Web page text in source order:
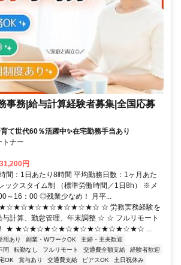
事務|給与計算経験者募集|全国応募
て世代60％活躍中✨在宅勤務手当あり
トナー
円
間：1日あたり8時間 平均勤務日数：1ヶ月あた
ックスタイム制 （標準労働時間／1日8h） ※メ
～16：00 ◎残業少なめ！ 月平...
☆ 労務実務経験を
計算、勤怠管理、年末調整 ☆ ☆ フルリモート
る！ ★ ★☆★☆★☆★☆★☆★☆★☆★☆★☆ ...
用あり 副業・WワークOK
主婦・主夫歓迎
問 転勤なし フルリモート 交通費全額支給
経験者歓迎
OK 賞与あり 交通費支給 ピアスOK
土日祝休み